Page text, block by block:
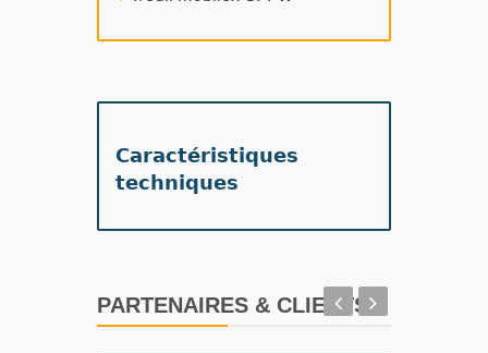
Caractéristiques
techniques
PARTENAIRES & CLIENTS